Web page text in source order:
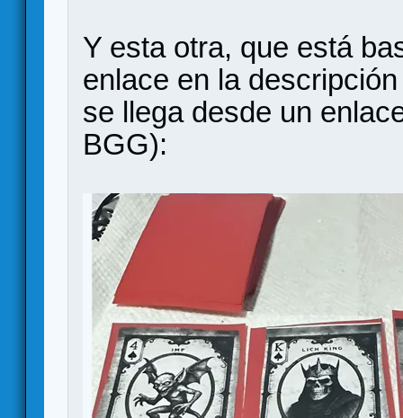
Y esta otra, que está
enlace en la
se llega desde un
BGG):